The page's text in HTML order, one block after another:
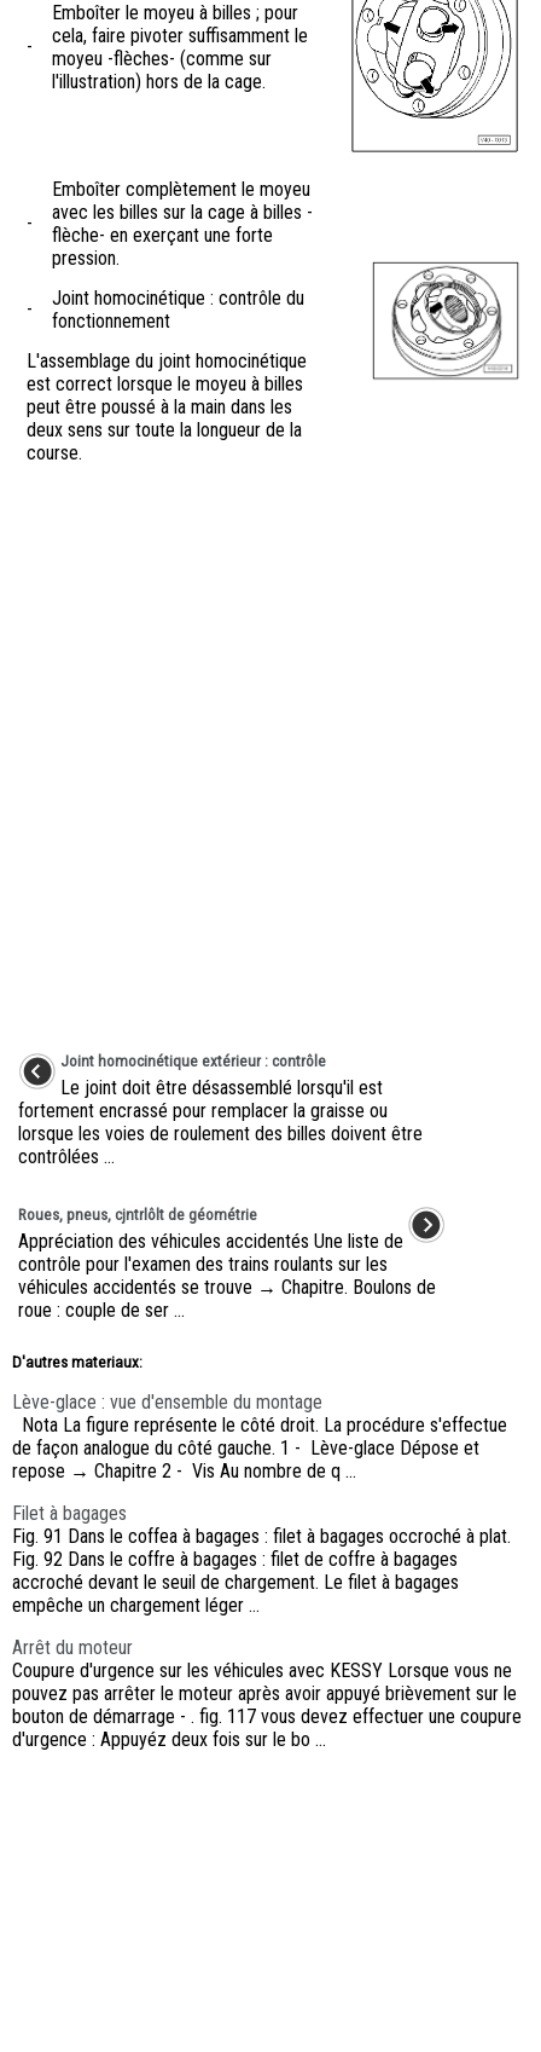
-
Emboîter le moyeu à billes ; pour
cela, faire pivoter suffisamment le
moyeu -flèches- (comme sur
l'illustration) hors de la cage.
-
Emboîter complètement le moyeu
avec les billes sur la cage à billes -
flèche- en exerçant une forte
pression.
-
Joint homocinétique : contrôle du
fonctionnement
L'assemblage du joint homocinétique
est correct lorsque le moyeu à billes
peut être poussé à la main dans les
deux sens sur toute la longueur de la
course.
Joint homocinétique extérieur : contrôle
Le joint doit être désassemblé lorsqu'il est
fortement encrassé pour remplacer la graisse ou
lorsque les voies de roulement des billes doivent être
contrôlées ...
Roues, pneus, cjntrlôlt de géométrie
Appréciation des véhicules accidentés Une liste de
contrôle pour l'examen des trains roulants sur les
véhicules accidentés se trouve → Chapitre. Boulons de
roue : couple de ser ...
D'autres materiaux:
Lève-glace : vue d'ensemble du montage
Nota La figure représente le côté droit. La procédure s'effectue
de façon analogue du côté gauche. 1 - Lève-glace Dépose et
repose → Chapitre 2 - Vis Au nombre de q ...
Filet à bagages
Fig. 91 Dans le coffea à bagages : filet à bagages occroché à plat.
Fig. 92 Dans le coffre à bagages : filet de coffre à bagages
accroché devant le seuil de chargement. Le filet à bagages
empêche un chargement léger ...
Arrêt du moteur
Coupure d'urgence sur les véhicules avec KESSY Lorsque vous ne
pouvez pas arrêter le moteur après avoir appuyé brièvement sur le
bouton de démarrage - . fig. 117 vous devez effectuer une coupure
d'urgence : Appuyéz deux fois sur le bo ...